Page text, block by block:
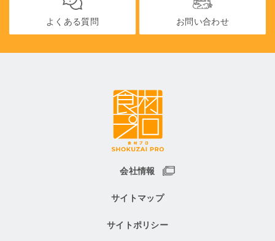
よくある質問 お問い合わせ
会社情報
サイトマップ
サイトポリシー